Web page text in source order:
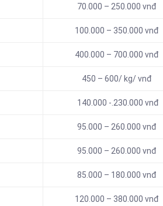
70.000 – 250.000 vnđ
100.000 – 350.000 vnđ
400.000 – 700.000 vnđ
450 – 600/ kg/ vnđ
140.000 -.230.000 vnđ
95.000 – 260.000 vnđ
95.000 – 260.000 vnđ
85.000 – 180.000 vnđ
120.000 – 380.000 vnđ